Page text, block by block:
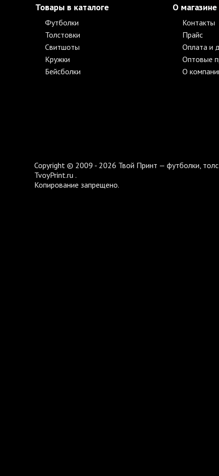
Товары в каталоге
Футболки
Толстовки
Свитшоты
Кружки
Бейсболки
О магазине
Контакты
Прайс
Оплата и
Оптовые
О
Copyright © 2009 - 2026 Твой Принт — футболки,
TvoyPrint.ru .
Копирование запрещено.